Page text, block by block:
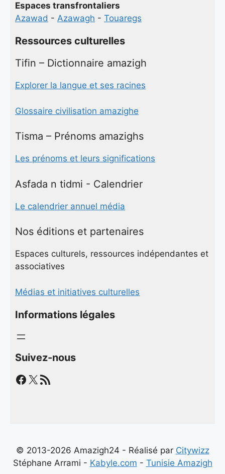
Espaces transfrontaliers
Azawad - Azawagh - Touaregs
Ressources culturelles
Tifin – Dictionnaire amazigh
Explorer la langue et ses racines
Glossaire civilisation amazighe
Tisma – Prénoms amazighs
Les prénoms et leurs significations
Asfada n tidmi - Calendrier
Le calendrier annuel média
Nos éditions et partenaires
Espaces culturels, ressources indépendantes et
associatives
Médias et initiatives culturelles
Informations légales
Suivez-nous
Facebook
X Flux RSS
© 2013-2026 Amazigh24 - Réalisé par Citywizz
Stéphane Arrami - Kabyle.com - Tunisie Amazigh